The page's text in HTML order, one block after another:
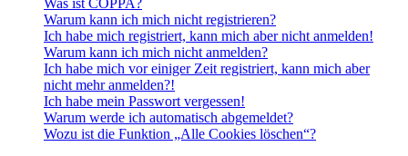
Was ist COPPA?
Warum kann ich mich nicht registrieren?
Ich habe mich registriert, kann mich aber nicht anmelden!
Warum kann ich mich nicht anmelden?
Ich habe mich vor einiger Zeit registriert, kann mich aber
nicht mehr anmelden?!
Ich habe mein Passwort vergessen!
Warum werde ich automatisch abgemeldet?
Wozu ist die Funktion „Alle Cookies löschen“?